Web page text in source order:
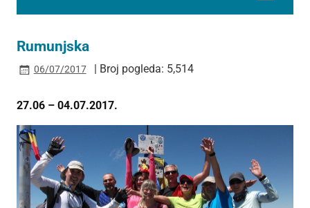
Rumunjska
06/07/2017 | Broj pogleda: 5,514
27.06 – 04.07.2017.